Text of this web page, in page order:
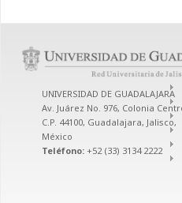
UNIVERSIDAD DE GUADALAJARA
Av. Juárez No. 976, Colonia
C.P. 44100, Guadalajara, Jalisco,
México
Teléfono: +52 (33) 3134 2222